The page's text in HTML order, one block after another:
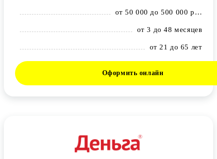
от 50 000 до 500 000 рублей
от 3 до 48 месяцев
от 21 до 65 лет
Оформить онлайн